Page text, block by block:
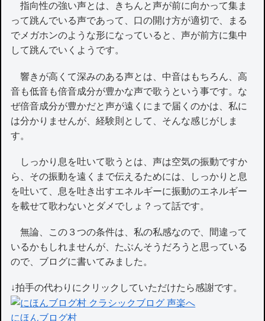
指向性の強い声とは、きちんと声が前に向かって集ま
って跳んでいる声であって、口の開け方が適切で、まる
でメガホンのような形になっていると、声が前方に集中
して跳んでいくようです。
響きが高くて深みのある声とは、中音はもちろん、高
音も低音も倍音成分が豊かな声で歌うという事です。な
ぜ倍音成分が豊かだと声が遠くにまで届くのかは、私に
は分かりませんが、経験則として、そんな感じがしま
す。
しっかり息を吐いて歌うとは、声は空気の振動ですか
ら、その振動を遠くまで伝えるためには、しっかりと息
を吐いて、息を吐き出すエネルギーに振動のエネルギー
を載せて歌わないとダメでしょ？って話です。
無論、この３つの条件は、私の私感なので、間違って
いるかもしれませんが、たぶんそうだろうと思っている
ので、ブログに書いてみました。
↓拍手の代わりにクリックしていただけたら感謝です。
にほんブログ村